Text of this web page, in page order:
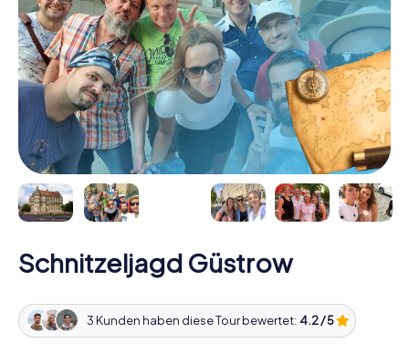
Schnitzeljagd Güstrow
3 Kunden haben diese Tour bewertet: 4.2 / 5